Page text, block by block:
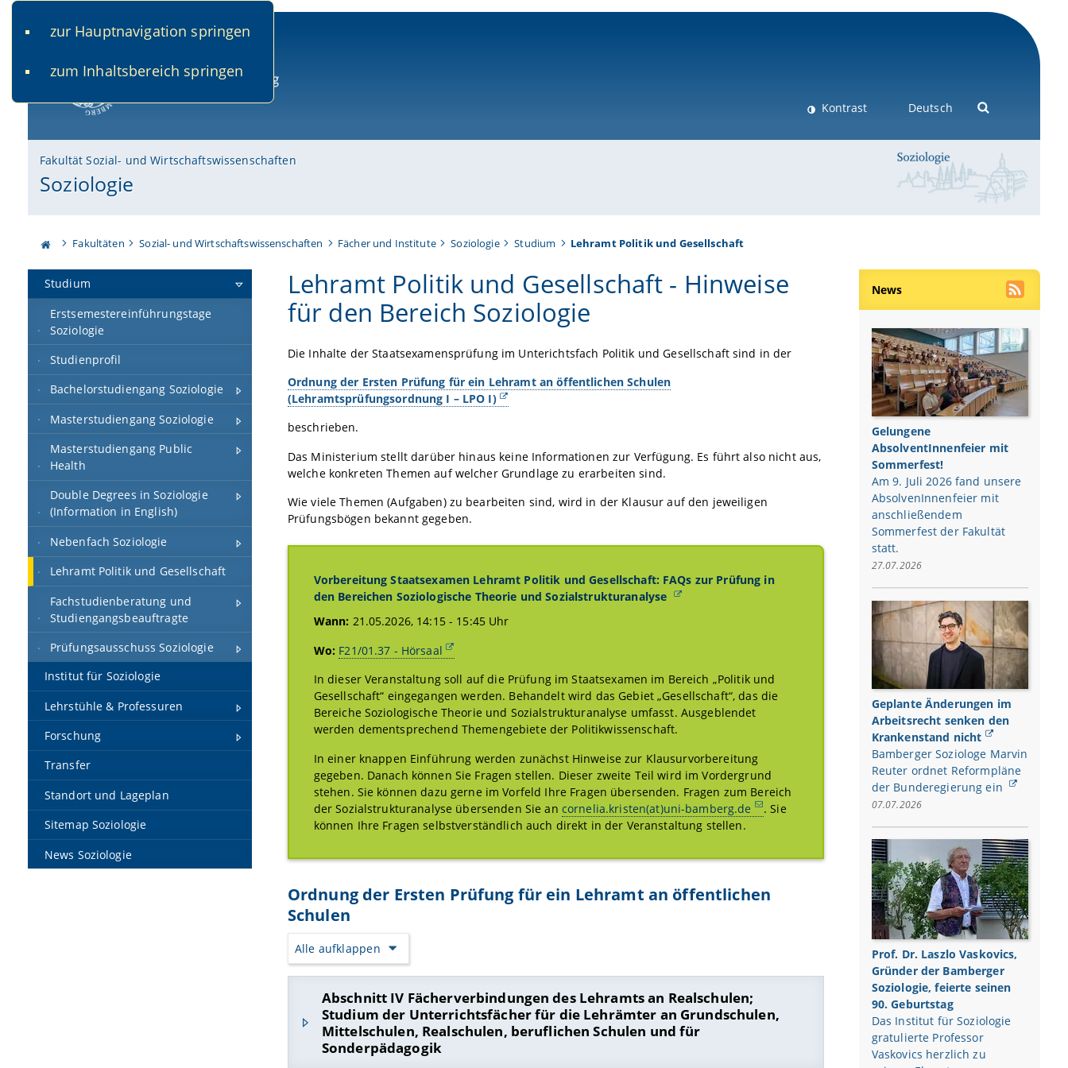
zur Hauptnavigation springen
zum Inhaltsbereich springen
Kontrast Deutsch
Fakultät Sozial- und Wirtschaftswissenschaften
Soziologie
Fakultäten Sozial- und Wirtschaftswissenschaften Fächer und Institute Soziologie Studium Lehramt Politik und Gesellschaft
Studium
Erstsemestereinführungstage
Soziologie
Studienprofil
Bachelorstudiengang Soziologie
Masterstudiengang Soziologie
Masterstudiengang Public
Health
Double Degrees in Soziologie
(Information in English)
Nebenfach Soziologie
Lehramt Politik und Gesellschaft
Fachstudienberatung und
Studiengangsbeauftragte
Prüfungsausschuss Soziologie
Institut für Soziologie
Lehrstühle & Professuren
Forschung
Transfer
Standort und Lageplan
Sitemap Soziologie
News Soziologie
Lehramt Politik und Gesellschaft - Hinweise
für den Bereich Soziologie
Die Inhalte der Staatsexamensprüfung im Unterichtsfach Politik und Gesellschaft sind in der
Ordnung der Ersten Prüfung für ein Lehramt an öffentlichen Schulen
(Lehramtsprüfungsordnung I – LPO I)
beschrieben.
Das Ministerium stellt darüber hinaus keine Informationen zur Verfügung. Es führt also nicht aus,
welche konkreten Themen auf welcher Grundlage zu erarbeiten sind.
Wie viele Themen (Aufgaben) zu bearbeiten sind, wird in der Klausur auf den jeweiligen
Prüfungsbögen bekannt gegeben.
Vorbereitung Staatsexamen Lehramt Politik und Gesellschaft: FAQs zur Prüfung in
den Bereichen Soziologische Theorie und Sozialstrukturanalyse
Wann: 21.05.2026, 14:15 - 15:45 Uhr
Wo: F21/01.37 - Hörsaal
In dieser Veranstaltung soll auf die Prüfung im Staatsexamen im Bereich „Politik und
Gesellschaft“ eingegangen werden. Behandelt wird das Gebiet „Gesellschaft“, das die
Bereiche Soziologische Theorie und Sozialstrukturanalyse umfasst. Ausgeblendet
werden dementsprechend Themengebiete der Politikwissenschaft.
In einer knappen Einführung werden zunächst Hinweise zur Klausurvorbereitung
gegeben. Danach können Sie Fragen stellen. Dieser zweite Teil wird im Vordergrund
stehen. Sie können dazu gerne im Vorfeld Ihre Fragen übersenden. Fragen zum Bereich
der Sozialstrukturanalyse übersenden Sie an cornelia.kristen(at)uni-bamberg.de
. Sie
können Ihre Fragen selbstverständlich auch direkt in der Veranstaltung stellen.
Ordnung der Ersten Prüfung für ein Lehramt an öffentlichen
Schulen
Alle aufklappen
Abschnitt IV Fächerverbindungen des Lehramts an Realschulen;
Studium der Unterrichtsfächer für die Lehrämter an Grundschulen,
Mittelschulen, Realschulen, beruflichen Schulen und für
Sonderpädagogik
News
Gelungene
AbsolventInnenfeier mit
Sommerfest!
Am 9. Juli 2026 fand unsere
AbsolvenInnenfeier mit
anschließendem
Sommerfest der Fakultät
statt.
27.07.2026
Geplante Änderungen im
Arbeitsrecht senken den
Krankenstand nicht
Bamberger Soziologe Marvin
Reuter ordnet Reformpläne
der Bunderegierung ein
07.07.2026
Prof. Dr. Laszlo Vaskovics,
Gründer der Bamberger
Soziologie, feierte seinen
90. Geburtstag
Das Institut für Soziologie
gratulierte Professor
Vaskovics herzlich zu